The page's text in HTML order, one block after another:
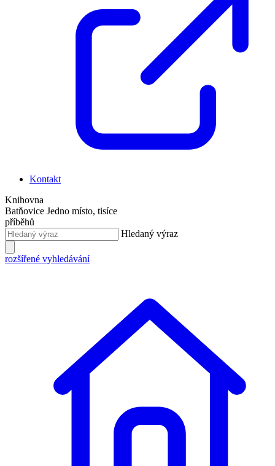
Kontakt
Knihovna
Batňovice Jedno místo, tisíce
příběhů
Hledaný výraz
rozšířené vyhledávání